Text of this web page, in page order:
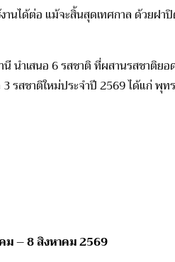
านได้ต่อ แม้จะสิ้นสุดเทศกาล ด้วยฝา
นีนำเสนอ 6 รสชาติที่ผสานรสชาติยอ
3รสชาติใหม่ประจำปี2569ได้แก่พุท
ม – 8 สิงหาคม 2569